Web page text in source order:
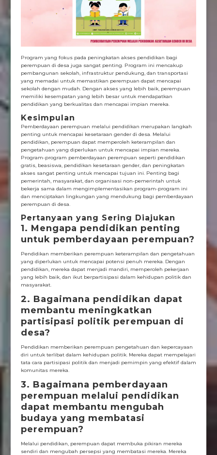
Program yang fokus pada peningkatan akses pendidikan bagi
perempuan di desa juga sangat penting. Program ini mencakup
pembangunan sekolah, infrastruktur pendukung, dan transportasi
yang memadai untuk memastikan perempuan dapat mencapai
sekolah dengan mudah. Dengan akses yang lebih baik, perempuan
memiliki kesempatan yang lebih besar untuk mendapatkan
pendidikan yang berkualitas dan mencapai impian mereka.
Kesimpulan
Pemberdayaan perempuan melalui pendidikan merupakan langkah
penting untuk mencapai kesetaraan gender di desa. Melalui
pendidikan, perempuan dapat memperoleh keterampilan dan
pengetahuan yang diperlukan untuk mencapai impian mereka.
Program-program pemberdayaan perempuan seperti pendidikan
gratis, beasiswa, pendidikan kesetaraan gender, dan peningkatan
akses sangat penting untuk mencapai tujuan ini. Penting bagi
pemerintah, masyarakat, dan organisasi non-pemerintah untuk
bekerja sama dalam mengimplementasikan program-program ini
dan menciptakan lingkungan yang mendukung bagi pemberdayaan
perempuan di desa.
Pertanyaan yang Sering Diajukan
1. Mengapa pendidikan penting
untuk pemberdayaan perempuan?
Pendidikan memberikan perempuan keterampilan dan pengetahuan
yang diperlukan untuk mencapai potensi penuh mereka. Dengan
pendidikan, mereka dapat menjadi mandiri, memperoleh pekerjaan
yang lebih baik, dan ikut berpartisipasi dalam kehidupan politik dan
masyarakat.
2. Bagaimana pendidikan dapat
membantu meningkatkan
partisipasi politik perempuan di
desa?
Pendidikan memberikan perempuan pengetahuan dan kepercayaan
diri untuk terlibat dalam kehidupan politik. Mereka dapat mempelajari
tata cara partisipasi politik dan menjadi pemimpin yang efektif dalam
komunitas mereka.
3. Bagaimana pemberdayaan
perempuan melalui pendidikan
dapat membantu mengubah
budaya yang membatasi
perempuan?
Melalui pendidikan, perempuan dapat membuka pikiran mereka
sendiri dan mengubah persepsi yang membatasi mereka. Mereka